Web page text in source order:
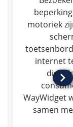
motoriek
internet
WayWidget
samen